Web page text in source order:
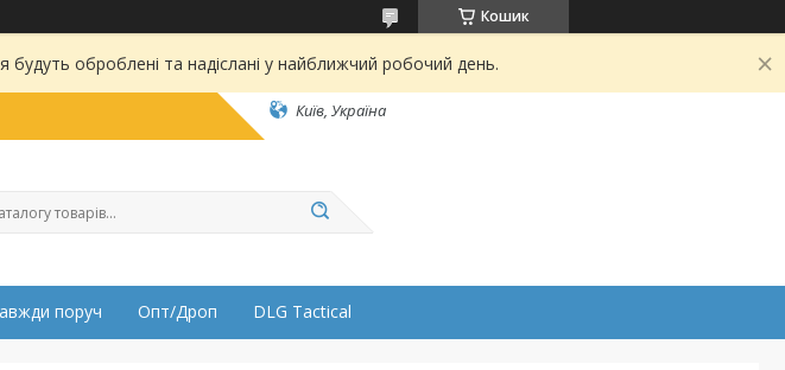
Кошик
оброблені та надіслані у найближчий робочий день.
Київ, Україна
поруч Опт/Дроп DLG Tactical